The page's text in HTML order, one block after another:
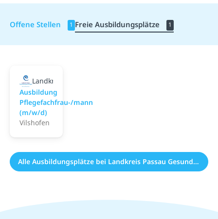
Offene Stellen 1 Freie Ausbildungsplätze 1
Landkreis Passau Gesundheitseinrichtungen
Ausbildung
Pflegefachfrau-/mann
(m/w/d)
Vilshofen
Alle Ausbildungsplätze bei Landkreis Passau Gesundheitseinrichtungen (1)